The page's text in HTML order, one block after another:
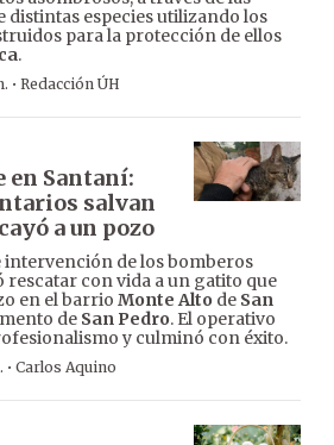
distintas especies utilizando los
para la protección de ellos
.
· Redacción ÚH
en Santaní:
salvan
a un pozo
intervención de los bomberos
con vida a un gatito que
en el barrio Monte Alto de San
de San Pedro. El operativo
y culminó con éxito.
· Carlos Aquino